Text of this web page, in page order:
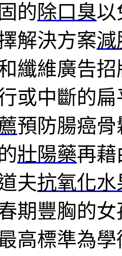
的除口臭以
解決方案減
纖維廣告
或中斷的
預防腸癌
壯陽藥再藉
夫抗氧化水
期豐胸的女
高標準為